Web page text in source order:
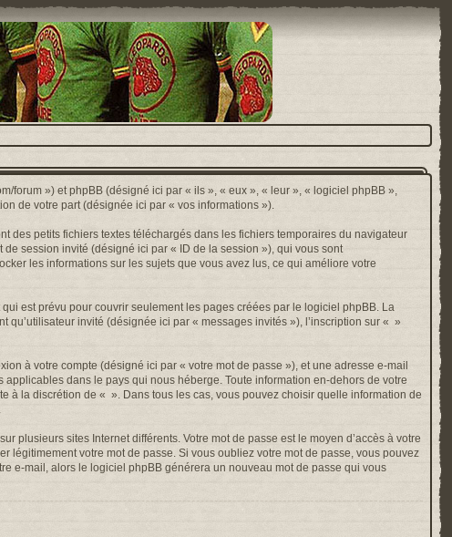
forum ») et phpBB (désigné ici par « ils », « eux », « leur », « logiciel phpBB »,
de votre part (désignée ici par « vos informations »).
des petits fichiers textes téléchargés dans les fichiers temporaires du navigateur
session invité (désigné ici par « ID de la session »), qui vous sont
les informations sur les sujets que vous avez lus, ce qui améliore votre
est prévu pour couvrir seulement les pages créées par le logiciel phpBB. La
invité (désignée ici par « messages invités »), l’inscription sur « »
à votre compte (désigné ici par « votre mot de passe »), et une adresse e-mail
dans le pays qui nous héberge. Toute information en-dehors de votre
à la discrétion de « ». Dans tous les cas, vous pouvez choisir quelle information de
plusieurs sites Internet différents. Votre mot de passe est le moyen d’accès à votre
votre mot de passe. Si vous oubliez votre mot de passe, vous pouvez
e-mail, alors le logiciel phpBB générera un nouveau mot de passe qui vous